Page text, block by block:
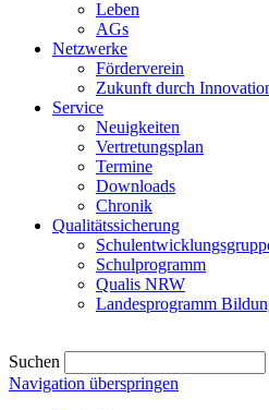
Leben
AGs
Netzwerke
Förderverein
Zukunft durch
Service
Neuigkeiten
Vertretungsplan
Termine
Downloads
Chronik
Qualitätssicherung
Schulprogramm
Qualis NRW
Landesprogramm
Suchen
Navigation überspringen